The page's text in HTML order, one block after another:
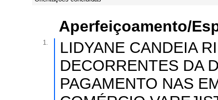
Aperfeiçoamento/
1.
LIDYANE CANDEIA
DECORRENTES DA
PAGAMENTO NAS